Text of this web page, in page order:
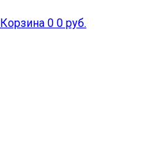
Корзина 0 0 руб.